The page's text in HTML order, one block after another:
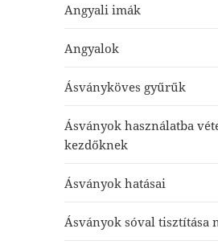
Angyali imák
Angyalok
Ásványköves gyűrűk
Ásványok használatba
kezdőknek
Ásványok hatásai
Ásványok sóval tisztítása